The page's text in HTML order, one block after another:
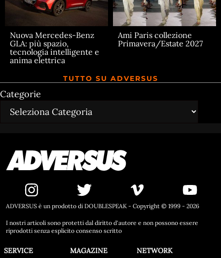
Nuova Mercedes-Benz
GLA: più spazio,
tecnologia intelligente e
anima elettrica
Ami Paris collezione
Primavera/Estate 2027
TUTTO SU ADVERSUS
Categorie
ADVERSUS è un prodotto di DOUBLESPEAK - Copyright © 1999 - 2026
I nostri articoli sono protetti dal diritto d'autore e non possono essere
riprodotti senza esplicito consenso scritto
SERVICE MAGAZINE NETWORK